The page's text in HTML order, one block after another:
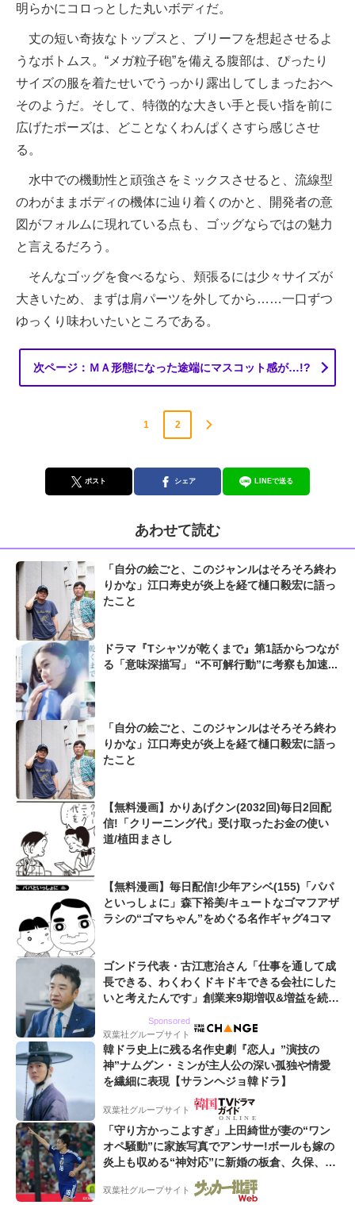
明らかにコロっとした丸いボディだ。
丈の短い奇抜なトップスと、ブリーフを想起させるよ
うなボトムス。“メガ粒子砲”を備える腹部は、ぴったり
サイズの服を着たせいでうっかり露出してしまったおへ
そのようだ。そして、特徴的な大きい手と長い指を前に
広げたポーズは、どことなくわんぱくさすら感じさせ
る。
水中での機動性と頑強さをミックスさせると、流線型
のわがままボディの機体に辿り着くのかと、開発者の意
図がフォルムに現れている点も、ゴッグならではの魅力
と言えるだろう。
そんなゴッグを食べるなら、頬張るには少々サイズが
大きいため、まずは肩パーツを外してから……一口ずつ
ゆっくり味わいたいところである。
次ページ：ＭＡ形態になった途端にマスコット感が…!?
1 2
ポスト シェア LINEで送る
あわせて読む
「自分の絵ごと、このジャンルはそろそろ終わ
りかな」江口寿史が炎上を経て樋口毅宏に語っ
たこと
ドラマ『Tシャツが乾くまで』第1話からつなが
る「意味深描写」 “不可解行動”に考察も加速...
「自分の絵ごと、このジャンルはそろそろ終わ
りかな」江口寿史が炎上を経て樋口毅宏に語っ
たこと
【無料漫画】かりあげクン(2032回)毎日2回配
信!「クリーニング代」受け取ったお金の使い
道/植田まさし
【無料漫画】毎日配信!少年アシベ(155)「パパ
といっしょに」森下裕美/キュートなゴマフアザ
ラシの“ゴマちゃん”をめぐる名作ギャグ4コマ
ゴンドラ代表・古江恵治さん「仕事を通して成
長できる、わくわくドキドキできる会社にした
いと考えたんです」創業来9期増収&増益を続け
Sponsored
双葉社グループサイト
韓ドラ史上に残る名作史劇『恋人』”演技の
神”ナムグン・ミンが主人公の深い孤独や情愛
を繊細に表現【サランヘジョ韓ドラ】
双葉社グループサイト
「守り方かっこよすぎ」上田綺世が妻の“ワン
オペ騒動”に家族写真でアンサー!ボールも嫁の
炎上も収める“神対応”に新婚の板倉、久保、長
友夫妻も続々エール!
双葉社グループサイト